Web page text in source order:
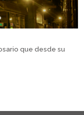
que desde su